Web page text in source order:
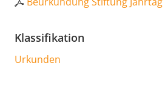
Klassifikation
Urkunden